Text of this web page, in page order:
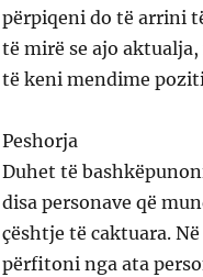
përpiqeni do të arrini
të mirë se ajo
të keni mendime
Peshorja
Duhet të
disa personave që
çështje të caktuara.
përfitoni nga ata